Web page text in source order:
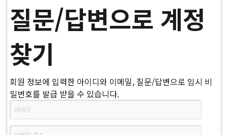
질문/답변으로 계정
찾기
회원 정보에 입력한 아이디와 이메일, 질문/답변으로 임시 비
밀번호를 발급 받을 수 있습니다.